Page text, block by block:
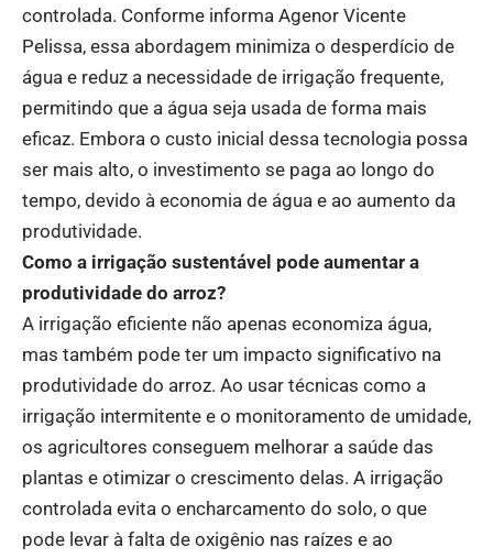
controlada. Conforme informa Agenor Vicente
Pelissa, essa abordagem minimiza o desperdício de
água e reduz a necessidade de irrigação frequente,
permitindo que a água seja usada de forma mais
eficaz. Embora o custo inicial dessa tecnologia possa
ser mais alto, o investimento se paga ao longo do
tempo, devido à economia de água e ao aumento da
produtividade.
Como a irrigação sustentável pode aumentar a
produtividade do arroz?
A irrigação eficiente não apenas economiza água,
mas também pode ter um impacto significativo na
produtividade do arroz. Ao usar técnicas como a
irrigação intermitente e o monitoramento de umidade,
os agricultores conseguem melhorar a saúde das
plantas e otimizar o crescimento delas. A irrigação
controlada evita o encharcamento do solo, o que
pode levar à falta de oxigênio nas raízes e ao